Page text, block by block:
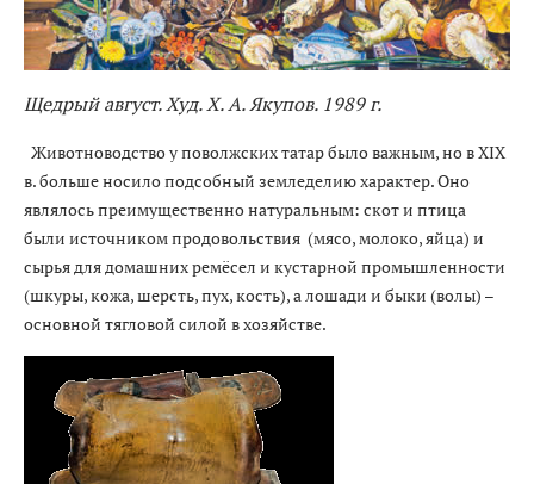
Щедрый август. Худ. Х. А. Якупов. 1989 г.
Животноводство у поволжских татар было важным, но в XIX
в. больше носило подсобный земледелию характер. Оно
являлось преимущественно натуральным: скот и птица
были источником продовольствия (мясо, молоко, яйца) и
сырья для домашних ремёсел и кустарной промышленности
(шкуры, кожа, шерсть, пух, кость), а лошади и быки (волы) –
основной тягловой силой в хозяйстве.